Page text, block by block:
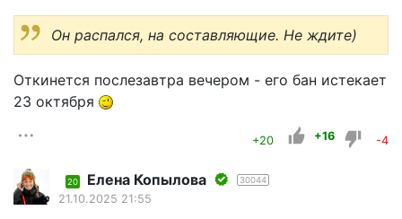
Он распался, на составляющие. Не ждите)
Откинется послезавтра вечером - его бан истекает
23 октября
+20 +16 -4
20 Елена Копылова 30044
21.10.2025 21:55